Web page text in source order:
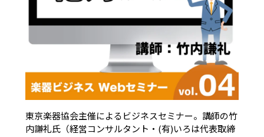
東京楽器協会主催によるビジネスセミナー。講師の竹
内謙礼氏（経営コンサルタント・(有)いろは代表取締